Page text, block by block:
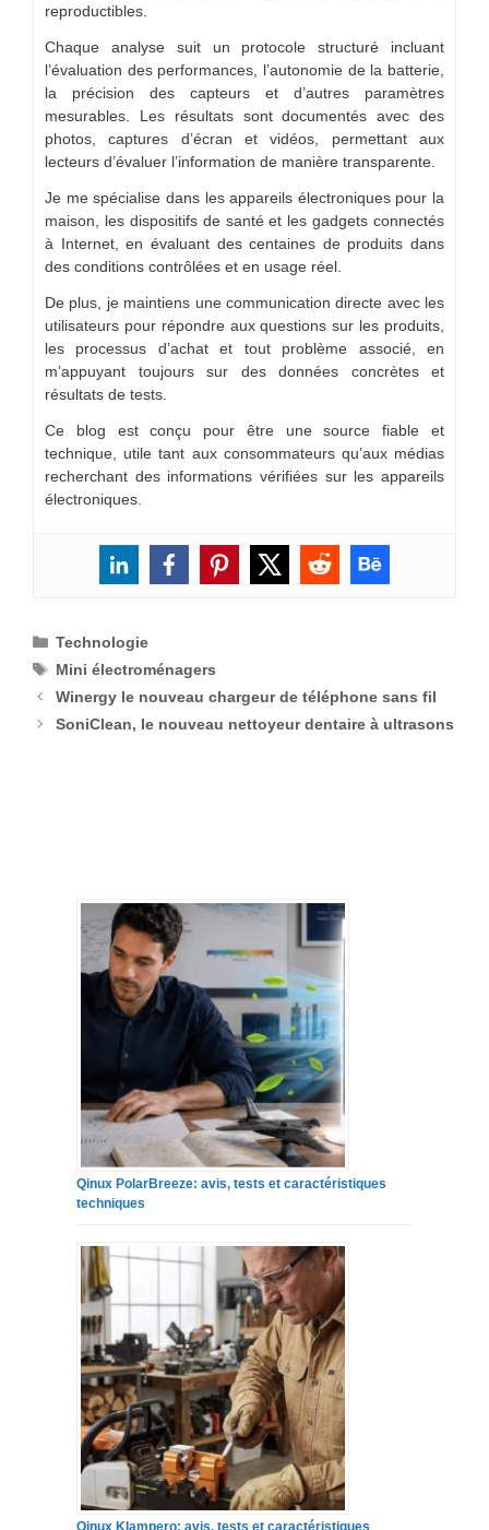
reproductibles.
Chaque analyse suit un protocole structuré incluant
l’évaluation des performances, l’autonomie de la batterie,
la précision des capteurs et d’autres paramètres
mesurables. Les résultats sont documentés avec des
photos, captures d’écran et vidéos, permettant aux
lecteurs d’évaluer l’information de manière transparente.
Je me spécialise dans les appareils électroniques pour la
maison, les dispositifs de santé et les gadgets connectés
à Internet, en évaluant des centaines de produits dans
des conditions contrôlées et en usage réel.
De plus, je maintiens une communication directe avec les
utilisateurs pour répondre aux questions sur les produits,
les processus d’achat et tout problème associé, en
m’appuyant toujours sur des données concrètes et
résultats de tests.
Ce blog est conçu pour être une source fiable et
technique, utile tant aux consommateurs qu’aux médias
recherchant des informations vérifiées sur les appareils
électroniques.
Catégories
Technologie
Étiquettes
Mini électroménagers
Winergy le nouveau chargeur de téléphone sans fil
SoniClean, le nouveau nettoyeur dentaire à ultrasons
Qinux PolarBreeze: avis, tests et caractéristiques
techniques
Qinux Klampero: avis, tests et caractéristiques